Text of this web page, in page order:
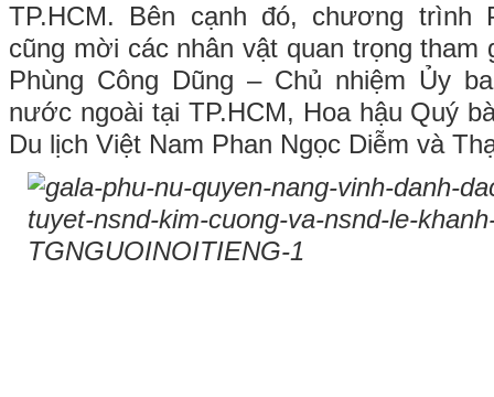
TP.HCM. Bên cạnh đó, chương trình
cũng mời các nhân vật quan trọng tham
Phùng Công Dũng – Chủ nhiệm Ủy
nước ngoài tại TP.HCM, Hoa hậu Quý
Du lịch Việt Nam Phan Ngọc Diễm và